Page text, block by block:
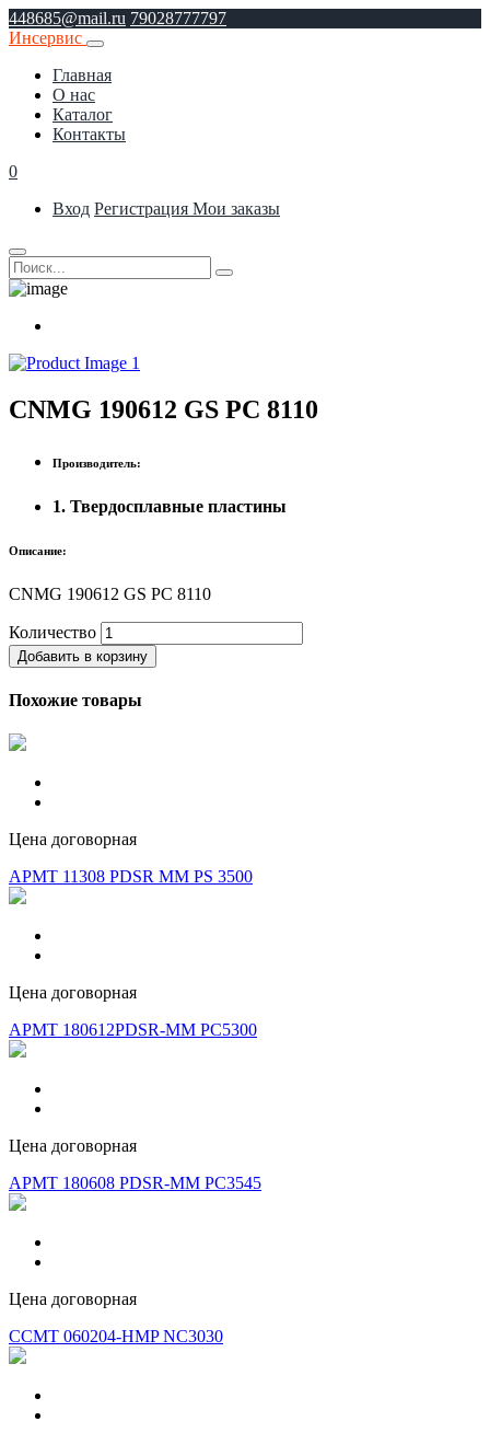
448685@mail.ru 79028777797
Инсервис
Главная
О нас
Каталог
Контакты
0
Вход Регистрация Мои заказы
CNMG 190612 GS PC 8110
Производитель:
1. Твердосплавные пластины
Описание:
CNMG 190612 GS PC 8110
Количество
Добавить в корзину
Похожие товары
Цена договорная
APMT 11308 PDSR MM PS 3500
Цена договорная
APMT 180612PDSR-MM PC5300
Цена договорная
APMT 180608 PDSR-MM PC3545
Цена договорная
CCMT 060204-HMP NC3030